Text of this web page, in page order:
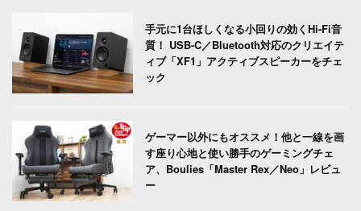
手元に1台ほしくなる小回りの効くHi-Fi音
質！ USB-C／Bluetooth対応のクリエイテ
ィブ「XF1」アクティブスピーカーをチェ
ック
ゲーマー以外にもオススメ！他と一線を画
す座り心地と使い勝手のゲーミングチェ
ア、Boulies「Master Rex／Neo」レビュ
ー